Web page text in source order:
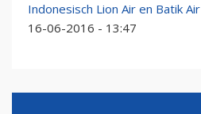
Indonesisch Lion Air en Batik
16-06-2016 - 13:47